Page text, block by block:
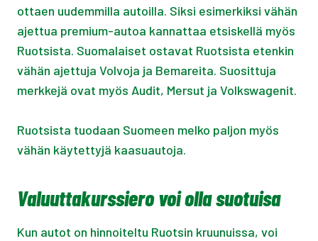
ottaen uudemmilla autoilla. Siksi esimerkiksi vähän
ajettua premium-autoa kannattaa etsiskellä myös
Ruotsista. Suomalaiset ostavat Ruotsista etenkin
vähän ajettuja Volvoja ja Bemareita. Suosittuja
merkkejä ovat myös Audit, Mersut ja Volkswagenit.
Ruotsista tuodaan Suomeen melko paljon myös
vähän käytettyjä kaasuautoja.
Valuuttakurssiero voi olla suotuisa
Kun autot on hinnoiteltu Ruotsin kruunuissa, voi